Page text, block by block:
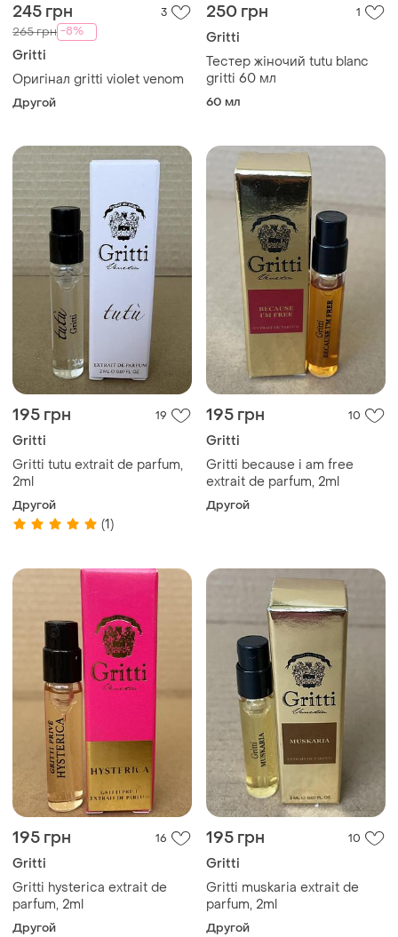
245 грн 3
265 грн -8%
Gritti
Оригінал gritti violet venom
Другой
250 грн 1
Gritti
Тестер жіночий tutu blanc
gritti 60 мл
60 мл
195 грн 19
Gritti
Gritti tutu extrait de parfum,
2ml
Другой
(1)
195 грн 10
Gritti
Gritti because i am free
extrait de parfum, 2ml
Другой
195 грн 16
Gritti
Gritti hysterica extrait de
parfum, 2ml
Другой
195 грн 10
Gritti
Gritti muskaria extrait de
parfum, 2ml
Другой